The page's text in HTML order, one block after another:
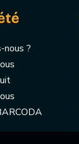
nous ?